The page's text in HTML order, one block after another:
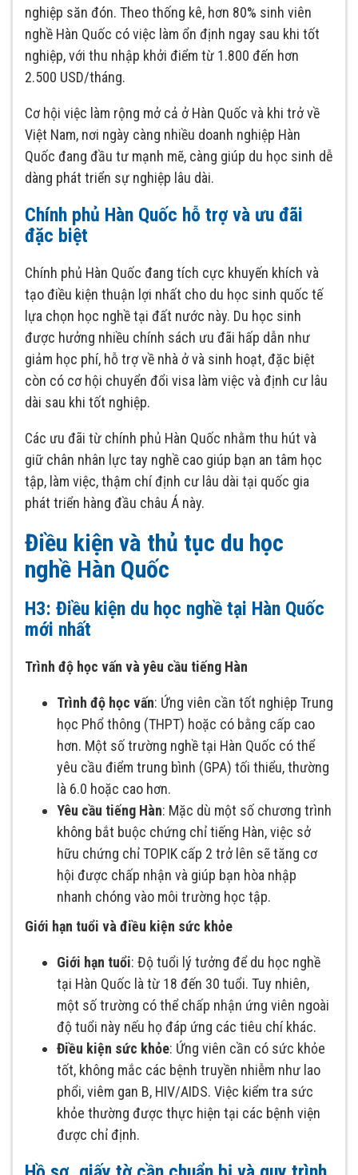
nghiệp săn đón. Theo thống kê, hơn 80% sinh viên
nghề Hàn Quốc có việc làm ổn định ngay sau khi tốt
nghiệp, với thu nhập khởi điểm từ 1.800 đến hơn
2.500 USD/tháng.
Cơ hội việc làm rộng mở cả ở Hàn Quốc và khi trở về
Việt Nam, nơi ngày càng nhiều doanh nghiệp Hàn
Quốc đang đầu tư mạnh mẽ, càng giúp du học sinh dễ
dàng phát triển sự nghiệp lâu dài.
Chính phủ Hàn Quốc hỗ trợ và ưu đãi
đặc biệt
Chính phủ Hàn Quốc đang tích cực khuyến khích và
tạo điều kiện thuận lợi nhất cho du học sinh quốc tế
lựa chọn học nghề tại đất nước này. Du học sinh
được hưởng nhiều chính sách ưu đãi hấp dẫn như
giảm học phí, hỗ trợ về nhà ở và sinh hoạt, đặc biệt
còn có cơ hội chuyển đổi visa làm việc và định cư lâu
dài sau khi tốt nghiệp.
Các ưu đãi từ chính phủ Hàn Quốc nhằm thu hút và
giữ chân nhân lực tay nghề cao giúp bạn an tâm học
tập, làm việc, thậm chí định cư lâu dài tại quốc gia
phát triển hàng đầu châu Á này.
Điều kiện và thủ tục du học
nghề Hàn Quốc
H3: Điều kiện du học nghề tại Hàn Quốc
mới nhất
Trình độ học vấn và yêu cầu tiếng Hàn
Trình độ học vấn: Ứng viên cần tốt nghiệp Trung
học Phổ thông (THPT) hoặc có bằng cấp cao
hơn. Một số trường nghề tại Hàn Quốc có thể
yêu cầu điểm trung bình (GPA) tối thiểu, thường
là 6.0 hoặc cao hơn.​
Yêu cầu tiếng Hàn: Mặc dù một số chương trình
không bắt buộc chứng chỉ tiếng Hàn, việc sở
hữu chứng chỉ TOPIK cấp 2 trở lên sẽ tăng cơ
hội được chấp nhận và giúp bạn hòa nhập
nhanh chóng vào môi trường học tập.​
Giới hạn tuổi và điều kiện sức khỏe
Giới hạn tuổi: Độ tuổi lý tưởng để du học nghề
tại Hàn Quốc là từ 18 đến 30 tuổi. Tuy nhiên,
một số trường có thể chấp nhận ứng viên ngoài
độ tuổi này nếu họ đáp ứng các tiêu chí khác.​
Điều kiện sức khỏe: Ứng viên cần có sức khỏe
tốt, không mắc các bệnh truyền nhiễm như lao
phổi, viêm gan B, HIV/AIDS. Việc kiểm tra sức
khỏe thường được thực hiện tại các bệnh viện
được chỉ định.​